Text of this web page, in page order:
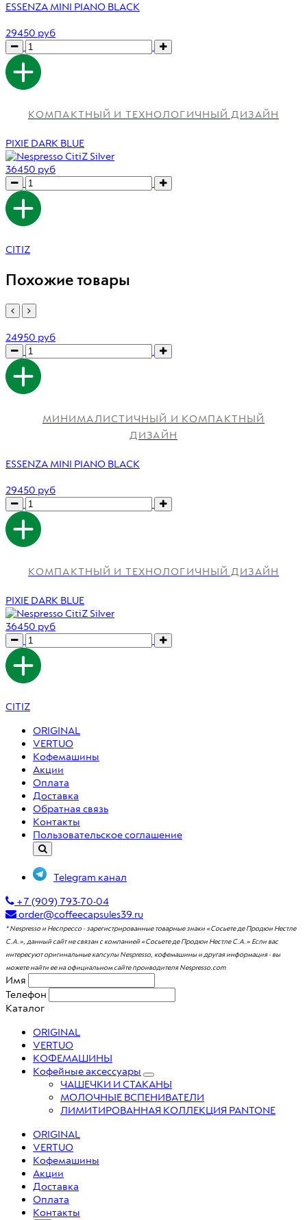
ESSENZA MINI PIANO BLACK
29450 руб
КОМПАКТНЫЙ И ТЕХНОЛОГИЧНЫЙ ДИЗАЙН
PIXIE DARK BLUE
36450 руб
CITIZ
Похожие товары
24950 руб
МИНИМАЛИСТИЧНЫЙ И КОМПАКТНЫЙ
ДИЗАЙН
ESSENZA MINI PIANO BLACK
29450 руб
КОМПАКТНЫЙ И ТЕХНОЛОГИЧНЫЙ ДИЗАЙН
PIXIE DARK BLUE
36450 руб
CITIZ
ORIGINAL
VERTUO
Кофемашины
Акции
Оплата
Доставка
Обратная связь
Контакты
Пользовательское соглашение
Telegram канал
+7 (909) 793-70-04
order@coffeecapsules39.ru
* Nespresso и Неспрессо - зарегистрированные товарные знаки «Сосьете де Продюи Нестле
С.А.», данный сайт не связан с компанией «Сосьете де Продюи Нестле С.А.» Если вас
интересуют оригинальные капсулы Nespresso, кофемашины и другая информация - вы
можете найти ее на официальном сайте проиводителя Nespresso.com
Имя
Телефон
Каталог
ORIGINAL
VERTUO
КОФЕМАШИНЫ
Кофейные аксессуары
ЧАШЕЧКИ И СТАКАНЫ
МОЛОЧНЫЕ ВСПЕНИВАТЕЛИ
ЛИМИТИРОВАННАЯ КОЛЛЕКЦИЯ PANTONE
ORIGINAL
VERTUO
Кофемашины
Акции
Доставка
Оплата
Контакты